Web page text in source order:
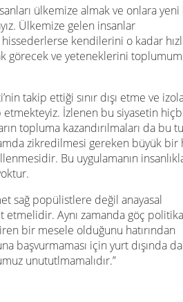
ülkemize almak ve onlara yeni
Ülkemize gelen insanlar
kendilerini o kadar
görecek ve yeteneklerini
takip ettiği sınır dışı etme ve
etmekteyiz. İzlenen bu siyasetin
topluma kazandırılmaları da bu
zikredilmesi gereken büyük bir
Bu uygulamanın
sağ popülistlere değil anayasal
Aynı zamanda göç
bir mesele olduğunu hatırından
başvurmaması için yurt dışında
unututlmamalıdır.”